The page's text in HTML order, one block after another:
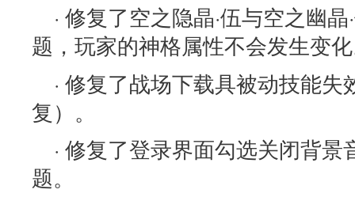
· 修复了空之隐晶·伍与空之幽
题，玩家的神格属性不会发生变
· 修复了战场下载具被动技能
复）。
· 修复了登录界面勾选关闭背
题。